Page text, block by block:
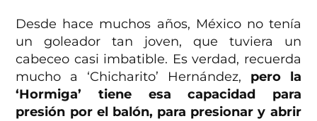
Desde hace muchos años, México no tenía
un goleador tan joven, que tuviera un
cabeceo casi imbatible. Es verdad, recuerda
mucho a ‘Chicharito’ Hernández, pero la
‘Hormiga’ tiene esa capacidad para
presión por el balón, para presionar y abrir